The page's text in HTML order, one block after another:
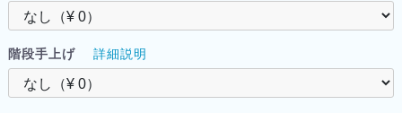
階段手上げ 詳細説明